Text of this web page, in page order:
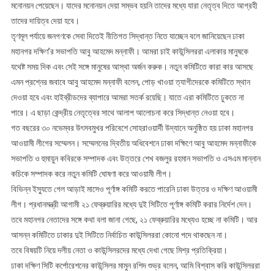
মনোনয়ন পেয়েছেন। যাদের মনোনয়ন দেয়া সম্ভব হয়নি তাদের মধ্যে যারা নেতৃত্ব দিতে আগ্রহী
তাদের দায়িত্ব দেয়া হবে।
তৃণমূল পর্যায়ে জনগণকে সেবা দিতেই নীতিগত সিদ্ধান্ত নিতে যাচ্ছেন বলে জানিয়েছেন ঢাকা
মহানগর দক্ষিণ’র সভাপতি আবু আহমেদ মন্নাফী। আমরা চাই কাউন্সিলররা এলাকার মানুষকে
যথেষ্ট সময় দিক এবং সেই সঙ্গে মানুষের আস্থা অর্জন করুক। নতুন কমিটিতে কারা কার আসছে
এমন প্রশ্নের জবাবে আবু আহমেদ মন্নাফী বলেন, পোড় খাওয়া ত্যাগীদেরকে কমিটিতে স্থান
দেওয়া হবে এবং হাইব্রীডদের ব্যাপারে আমরা সতর্ক রয়েছি। যাতে এরা কমিটিতে ঢুকতে না
পারে। এ ছাড়া কেন্দ্রীয় নেতৃত্বের সাথে আলাপ আলোচনা করে সিদ্ধান্ত নেওয়া হবে।
গত বছরের ৩০ নভেম্বর উৎসবমুখর পরিবেশে সোহরাওয়ার্দী উদ্যানে অনুষ্ঠিত হয় ঢাকা মহানগর
আওয়ামী লীগের সম্মেলন। সম্মেলনের দ্বিতীয় অধিবেশনে ঢাকা দক্ষিণে আবু আহমেদ মন্নাফীকে
সভাপতি ও হুমায়ুন কবিরকে সম্পাদক এবং উত্তরে শেখ বজলুর রহমান সভাপতি ও এসএম মান্নান
কচিকে সম্পাদক করে নতুন কমিটি ঘোষণা করে আওয়ামী লীগ।
বিভিন্ন ইস্যুতে গেল আড়াই মাসেও পূর্ণাঙ্গ কমিটি করতে পারেনি ঢাকা উত্তর ও দক্ষিণ আওয়ামী
লীগ। প্রধানমন্ত্রী আগামী ২১ ফেব্রুয়ারির মধ্যে দুই সিটিতে পূর্ণাঙ্গ কমিটি করার নির্দেশ দেন।
তবে মহানগর নেতাদের সঙ্গে কথা বলা জানা গেছে, ২১ ফেব্রুয়ারির মধ্যেও হচ্ছে না কমিটি। আর
আসন্ন কমিটিতে ঢাকার দুই সিটিতে নির্বাচিত কাউন্সিলররা কোনো পদে থাকছেন না।
তবে বিষয়টি নিয়ে দলীয় নেতা ও কাউন্সিলরদের মধ্যে দেখা গেছে মিশ্র প্রতিক্রিয়া।
ঢাকা দক্ষিণ সিটি কর্পোরেশনের কাউন্সিলর মামুন রশিদ শুভ্র বলেন, আমি বিশ্বাস করি কাউন্সিলররা